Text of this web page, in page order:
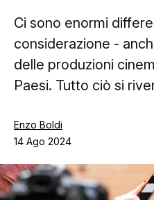
Chi siamo
Contatti
Ci sono enormi
considerazione -
delle produzioni
Paesi. Tutto ciò si
Enzo Boldi
14 Ago 2024